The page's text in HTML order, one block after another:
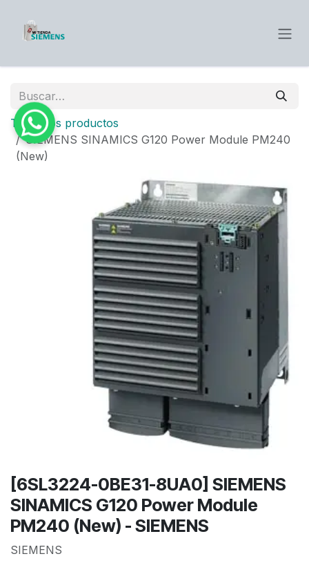
Todos los productos
SIEMENS SINAMICS G120 Power Module PM240
(New)
[6SL3224-0BE31-8UA0] SIEMENS
SINAMICS G120 Power Module
PM240 (New) - SIEMENS
SIEMENS